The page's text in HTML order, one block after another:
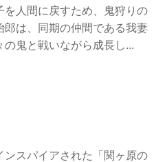
を人間に戻すため、鬼狩りの
は、同期の仲間である我妻
鬼と戦いながら成長し...
スパイアされた「関ヶ原の